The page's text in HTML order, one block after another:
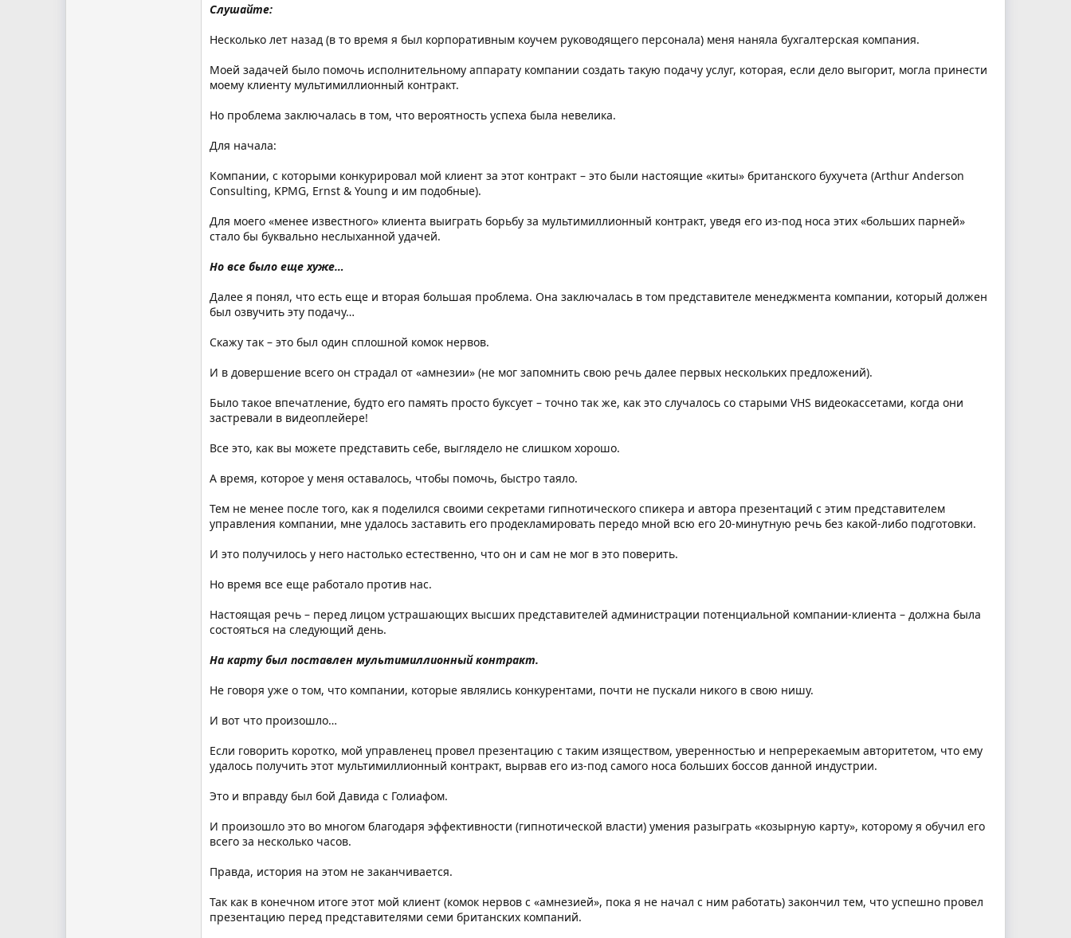
Слушайте:
Несколько лет назад (в то время я был корпоративным коучем руководящего персонала) меня наняла бухгалтерская компания.
Моей задачей было помочь исполнительному аппарату компании создать такую подачу услуг, которая, если дело выгорит, могла принести
моему клиенту мультимиллионный контракт.
Но проблема заключалась в том, что вероятность успеха была невелика.
Для начала:
Компании, с которыми конкурировал мой клиент за этот контракт – это были настоящие «киты» британского бухучета (Arthur Anderson
Consulting, KPMG, Ernst & Young и им подобные).
Для моего «менее известного» клиента выиграть борьбу за мультимиллионный контракт, уведя его из-под носа этих «больших парней»
стало бы буквально неслыханной удачей.
Но все было еще хуже…
Далее я понял, что есть еще и вторая большая проблема. Она заключалась в том представителе менеджмента компании, который должен
был озвучить эту подачу…
Скажу так – это был один сплошной комок нервов.
И в довершение всего он страдал от «амнезии» (не мог запомнить свою речь далее первых нескольких предложений).
Было такое впечатление, будто его память просто буксует – точно так же, как это случалось со старыми VHS видеокассетами, когда они
застревали в видеоплейере!
Все это, как вы можете представить себе, выглядело не слишком хорошо.
А время, которое у меня оставалось, чтобы помочь, быстро таяло.
Тем не менее после того, как я поделился своими секретами гипнотического спикера и автора презентаций с этим представителем
управления компании, мне удалось заставить его продекламировать передо мной всю его 20-минутную речь без какой-либо подготовки.
И это получилось у него настолько естественно, что он и сам не мог в это поверить.
Но время все еще работало против нас.
Настоящая речь – перед лицом устрашающих высших представителей администрации потенциальной компании-клиента – должна была
состояться на следующий день.
На карту был поставлен мультимиллионный контракт.
Не говоря уже о том, что компании, которые являлись конкурентами, почти не пускали никого в свою нишу.
И вот что произошло…
Если говорить коротко, мой управленец провел презентацию с таким изяществом, уверенностью и непререкаемым авторитетом, что ему
удалось получить этот мультимиллионный контракт, вырвав его из-под самого носа больших боссов данной индустрии.
Это и вправду был бой Давида с Голиафом.
И произошло это во многом благодаря эффективности (гипнотической власти) умения разыграть «козырную карту», которому я обучил его
всего за несколько часов.
Правда, история на этом не заканчивается.
Так как в конечном итоге этот мой клиент (комок нервов с «амнезией», пока я не начал с ним работать) закончил тем, что успешно провел
презентацию перед представителями семи британских компаний.